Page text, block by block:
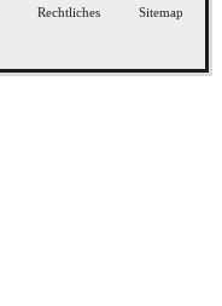
Rechtliches Sitemap